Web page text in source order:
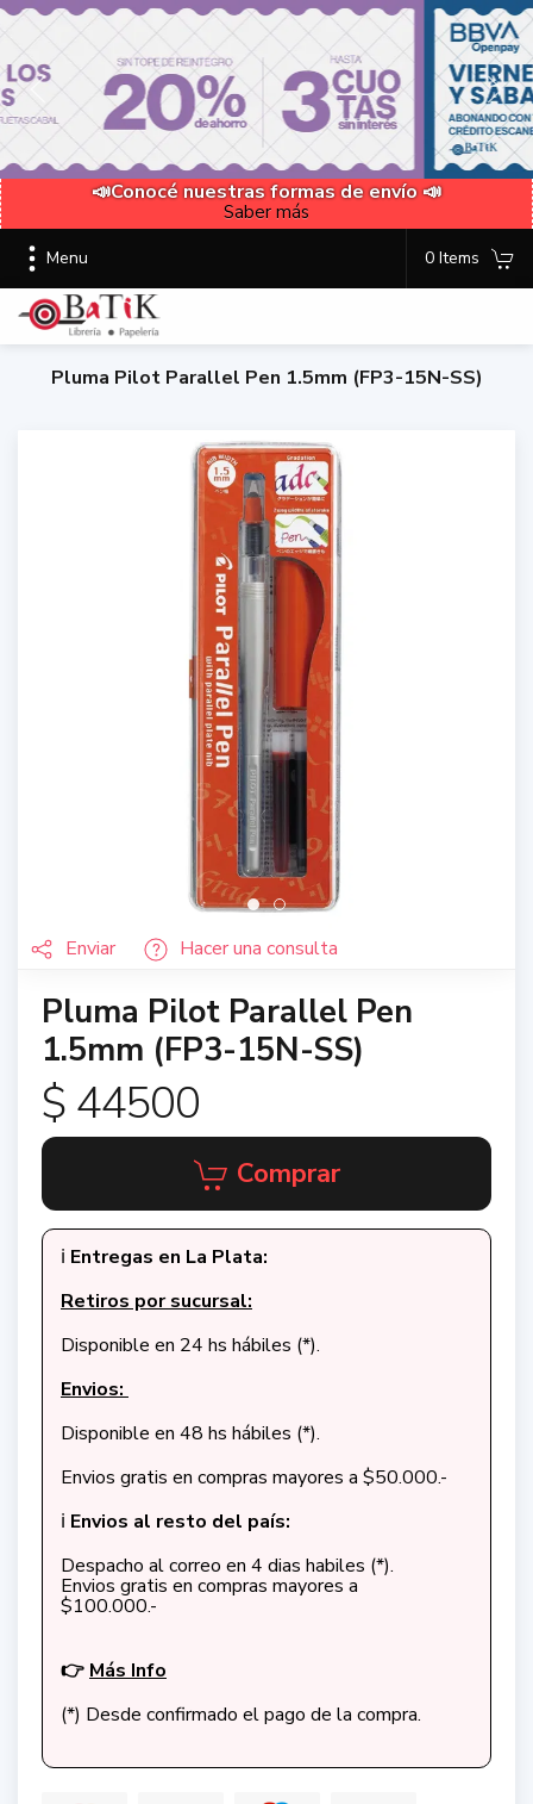
📣Conocé nuestras formas de envío 📣
Saber más
Menu 0 Items
Pluma Pilot Parallel Pen 1.5mm (FP3-15N-SS)
Enviar Hacer una consulta
Pluma Pilot Parallel Pen
1.5mm (FP3-15N-SS)
$ 44500
Comprar
ℹ️ Entregas en La Plata:
Retiros por sucursal:
Disponible en 24 hs hábiles (*).
Envios:
Disponible en 48 hs hábiles (*).
Envios gratis en compras mayores a $50.000.-
ℹ️ Envios al resto del país:
Despacho al correo en 4 dias habiles (*).
Envios gratis en compras mayores a
$100.000.-
👉 Más Info
(*) Desde confirmado el pago de la compra.